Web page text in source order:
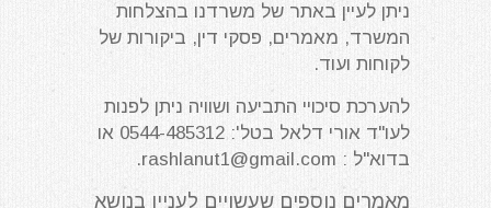
ניתן לעיין באתר של משרדנו בהצלחות
המשרד, מאמרים, פסקי דין, ביקורות של
לקוחות ועוד.
להערכת סיכויי התביעה ושוויה ניתן לפנות
לעו"ד אורי דלאל בטל': 0544-485312 או
בדוא"ל : rashlanut1@gmail.com
.
מאמרים נוספים שעשויים לעניין בנושא